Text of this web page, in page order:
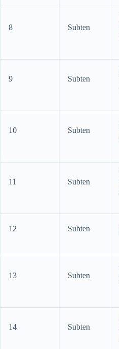
8 Subten
9 Subten
10 Subten
11 Subten
12 Subten
13 Subten
14 Subten